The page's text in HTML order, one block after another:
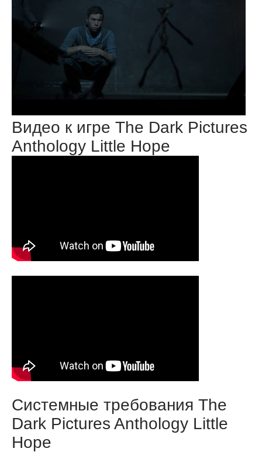
Видео к игре The Dark Pictures
Anthology Little Hope
Системные требования The
Dark Pictures Anthology Little
Hope